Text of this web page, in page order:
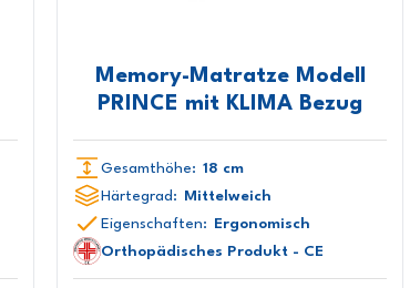
Memory-Matratze Modell
PRINCE mit KLIMA Bezug
Gesamthöhe: 18 cm
Härtegrad: Mittelweich
Eigenschaften: Ergonomisch
Orthopädisches Produkt - CE